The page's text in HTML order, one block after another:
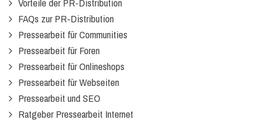
FAQs zur PR-Distribution
Pressearbeit für Communities
Pressearbeit für Foren
Pressearbeit für Onlineshops
Pressearbeit für Webseiten
Pressearbeit und SEO
Ratgeber Pressearbeit Internet